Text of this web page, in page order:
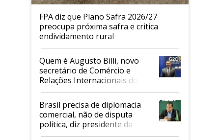
FPA diz que Plano Safra 2026/27
preocupa próxima safra e critica
endividamento rural
Quem é Augusto Billi, novo
secretário de Comércio e
Relações Internacionais do
Mapa
Brasil precisa de diplomacia
comercial, não de disputa
política, diz presidente da
Faesp